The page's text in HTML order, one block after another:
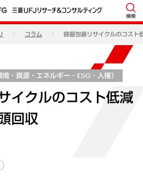
検索
コラム 容器包装リサイクルのコスト
・資源・エネルギー・ESG・人権）
イクルのコスト低減
回収